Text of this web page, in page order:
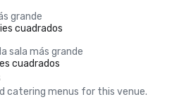
grande
cuadrados
sala más grande
cuadrados
catering menus for this venue.